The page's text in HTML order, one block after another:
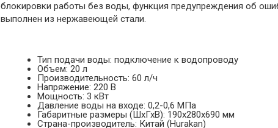
блокировки работы без воды, функция предупреждения об
выполнен из нержавеющей стали.
Тип подачи воды: подключение к водопроводу
Объем: 20 л
Производительность: 60 л/ч
Напряжение: 220 В
Мощность: 3 кВт
Давление воды на входе: 0,2-0,6 МПа
Габаритные размеры (ШхГхВ): 190х280х690 мм
Страна-производитель: Китай (Hurakan)